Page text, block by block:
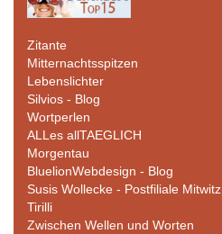
Zitante
Mitternachtsspitzen
Lebenslichter
Silvios - Blog
Wortperlen
ALLes allTAEGLICH
Morgentau
BluelionWebdesign - Blog
Susis Wollecke - Postfiliale Mitwitz
Tirilli
Zwischen Wellen und Worten